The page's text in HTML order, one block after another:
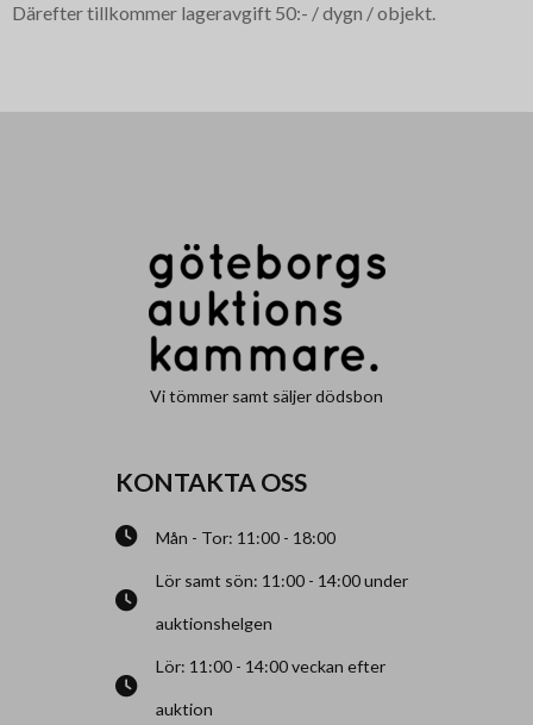
Därefter tillkommer lageravgift 50:- / dygn / objekt.
Vi tömmer samt säljer dödsbon
KONTAKTA OSS
Mån - Tor: 11:00 - 18:00
Lör samt sön: 11:00 - 14:00 under
auktionshelgen
Lör: 11:00 - 14:00 veckan efter
auktion